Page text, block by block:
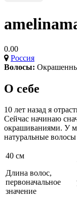
0.00
Россия
Волосы:
О себе
10 лет назад я
Сейчас начинаю
окрашиваниями. У
натуральные
40 см
Длина волос,
первоначальное
значение